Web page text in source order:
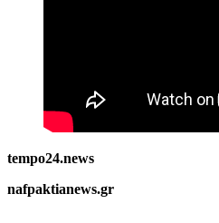
tempo24.news
nafpaktianews.gr